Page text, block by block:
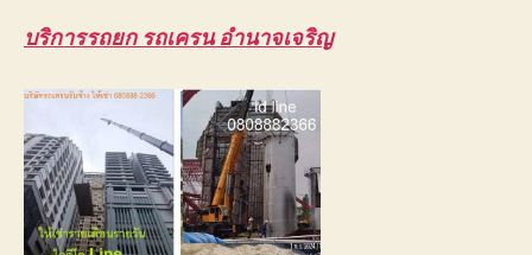
บริการรถยก รถเครน อำนาจเจริญ